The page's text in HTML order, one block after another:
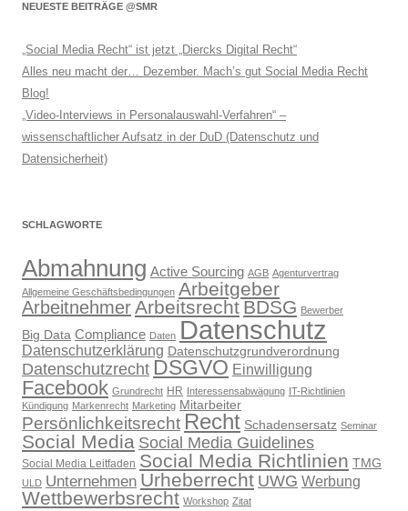
NEUESTE BEITRÄGE @SMR
„Social Media Recht“ ist jetzt „Diercks Digital Recht“
Alles neu macht der… Dezember. Mach’s gut Social Media Recht
Blog!
„Video-Interviews in Personalauswahl-Verfahren“ –
wissenschaftlicher Aufsatz in der DuD (Datenschutz und
Datensicherheit)
SCHLAGWORTE
Abmahnung Active Sourcing AGB Agenturvertrag
Allgemeine Geschäftsbedingungen Arbeitgeber
ArbeitnehmerArbeitsrecht BDSG Bewerber
Big Data Compliance Daten Datenschutz
Datenschutzerklärung Datenschutzgrundverordnung
Datenschutzrecht DSGVO Einwilligung
Facebook Grundrecht HR Interessensabwägung IT-Richtlinien
Kündigung Markenrecht Marketing Mitarbeiter
Persönlichkeitsrecht Recht Schadensersatz Seminar
Social Media Social Media Guidelines
Social Media Leitfaden Social Media Richtlinien TMG
ULD Unternehmen Urheberrecht UWG Werbung
Wettbewerbsrecht Workshop Zitat